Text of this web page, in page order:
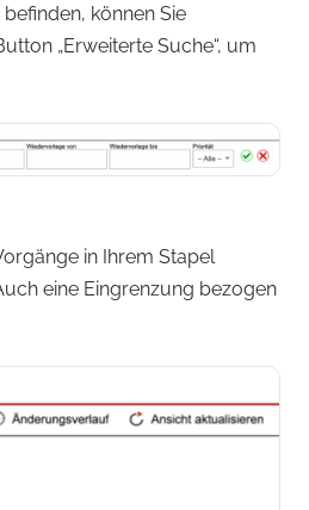
können Sie
„Erweiterte Suche“, um
in Ihrem Stapel
eine Eingrenzung bezogen